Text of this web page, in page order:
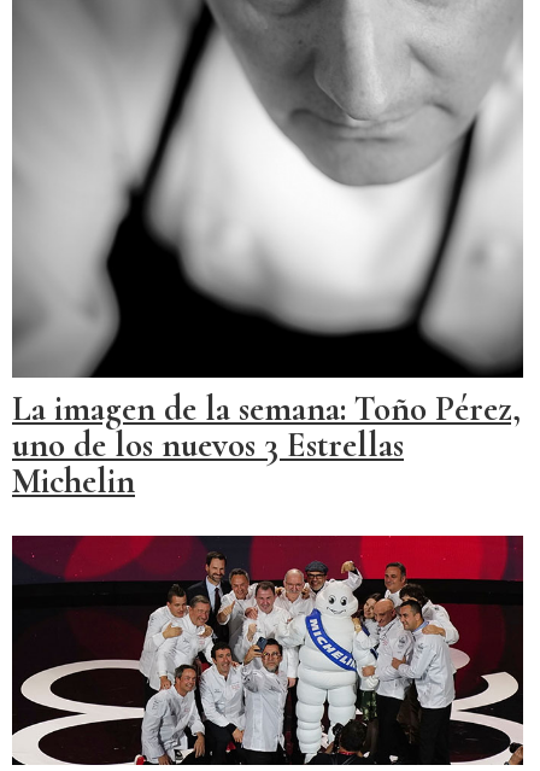
La imagen de la semana: Toño Pérez,
uno de los nuevos 3 Estrellas
Michelin